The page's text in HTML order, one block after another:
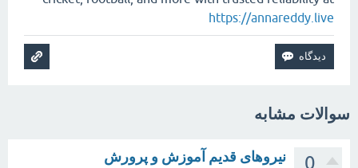
https://annareddy.live
سوالات مشابه
0
نیروهای قدیم آموزش و پرورش